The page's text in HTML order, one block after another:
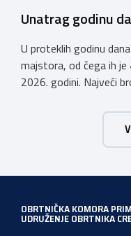
Unatrag godinu
U proteklih godinu
majstora, od čega ih
2026. godini. Najveći
majstor
vodoinstalatera,
majstora
OBRTNIČKA KOMORA
UDRUŽENJE OBRTNIKA